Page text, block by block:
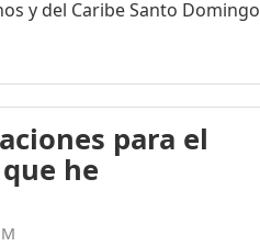
y del Caribe Santo Domingo
para el
he